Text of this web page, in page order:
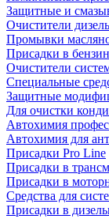
Защитные и
Очистители
Промывки
Присадки в бензин
Очистители
Специальные
Защитные
Для очистки
Автохимия
Автохимия для
Присадки Pro Line
Присадки в
Присадки в
Средства для
Присадки в